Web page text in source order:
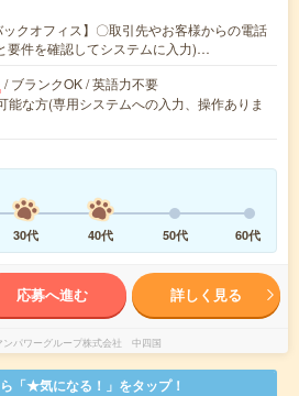
ックオフィス】〇取引先やお客様からの電話
要件を確認してシステムに入力)…
/ ブランクOK / 英語力不要
能な方(専用システムへの入力、操作ありま
30代 40代 50代 60代
応募へ進む 詳しく見る
ンパワーグループ株式会社 中四国
「★気になる！」をタップ！